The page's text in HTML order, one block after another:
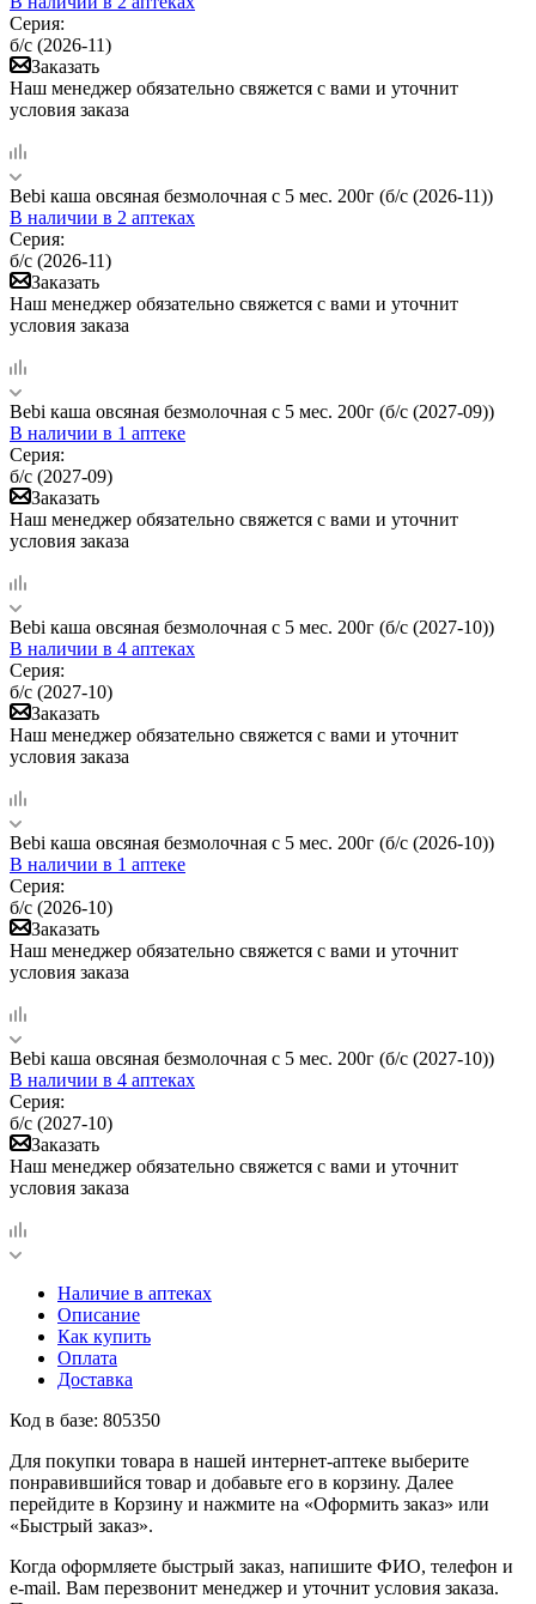
Серия:
б/с (2026-11)
Заказать
Наш менеджер обязательно свяжется с вами и уточнит
условия заказа
Bebi каша овсяная безмолочная с 5 мес. 200г (б/с (2026-11))
В наличии в 2 аптеках
Серия:
б/с (2026-11)
Заказать
Наш менеджер обязательно свяжется с вами и уточнит
условия заказа
Bebi каша овсяная безмолочная с 5 мес. 200г (б/с (2027-09))
В наличии в 1 аптеке
Серия:
б/с (2027-09)
Заказать
Наш менеджер обязательно свяжется с вами и уточнит
условия заказа
Bebi каша овсяная безмолочная с 5 мес. 200г (б/с (2027-10))
В наличии в 4 аптеках
Серия:
б/с (2027-10)
Заказать
Наш менеджер обязательно свяжется с вами и уточнит
условия заказа
Bebi каша овсяная безмолочная с 5 мес. 200г (б/с (2026-10))
В наличии в 1 аптеке
Серия:
б/с (2026-10)
Заказать
Наш менеджер обязательно свяжется с вами и уточнит
условия заказа
Bebi каша овсяная безмолочная с 5 мес. 200г (б/с (2027-10))
В наличии в 4 аптеках
Серия:
б/с (2027-10)
Заказать
Наш менеджер обязательно свяжется с вами и уточнит
условия заказа
Наличие в аптеках
Описание
Как купить
Оплата
Доставка
Код в базе: 805350
Для покупки товара в нашей интернет-аптеке выберите
понравившийся товар и добавьте его в корзину. Далее
перейдите в Корзину и нажмите на «Оформить заказ» или
«Быстрый заказ».
Когда оформляете быстрый заказ, напишите ФИО, телефон и
e-mail. Вам перезвонит менеджер и уточнит условия заказа.